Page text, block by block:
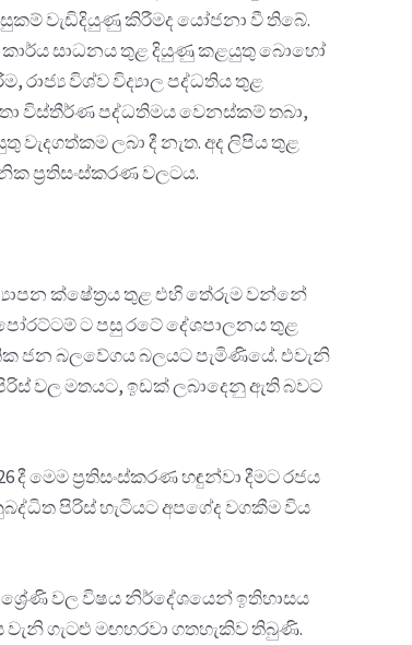
වැඩිදියුණු කිරීමද යෝජනා වී තිබේ.
කාර්ය සාධනය තුළ දියුණු කළයුතු බොහෝ
රාජ්‍ය විශ්ව විද්‍යාල පද්ධතිය තුළ
විස්තීර්ණ පද්ධතිමය වෙනස්කම් තබා,
වැදගත්කම ලබා දී නැත. අද ලිපිය තුළ
ප්‍රතිසංස්කරණ වලටය.
ක්ෂේත්‍රය තුළ එහි තේරුම වන්නේ
ට පසු රටේ දේශපාලනය තුළ
ජන බලවේගය බලයට පැමිණියේ. එවැනි
වල මතයට, ඉඩක් ලබාදෙනු ඇති බවට
මෙම ප්‍රතිසංස්කරණ හඳුන්වා දීමට රජය
පිරිස් හැටියට අපගේද වගකීම විය
වල විෂය නිර්දේශයෙන් ඉතිහාසය
ගැටළු මඟහරවා ගතහැකිව තිබුණි.